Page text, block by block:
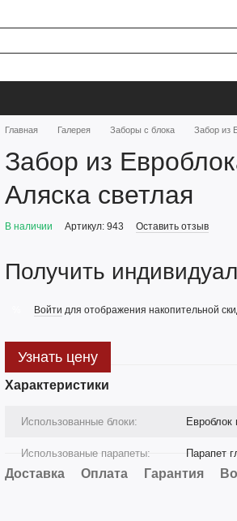
Главная Галерея Заборы с блока Забор из
Забор из
Аляска светлая
В наличии Артикул: 943 Оставить отзыв
Получить
Войти для отображения накопительной
Узнать цену
Характеристики
Использованные блоки: Евроблок
Использованые парапеты: Парапет
Доставка Оплата Гарантия